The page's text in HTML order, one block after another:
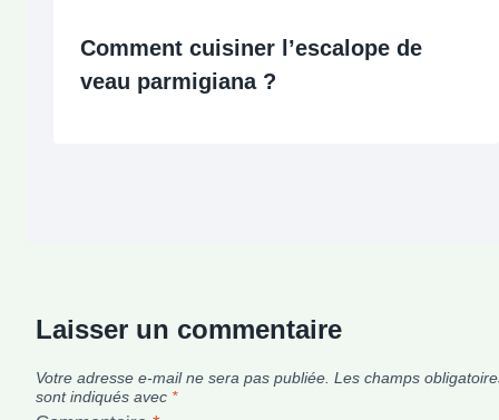
Comment cuisiner l’escalope de
veau parmigiana ?
Laisser un commentaire
Votre adresse e-mail ne sera pas publiée. Les champs
sont indiqués avec *